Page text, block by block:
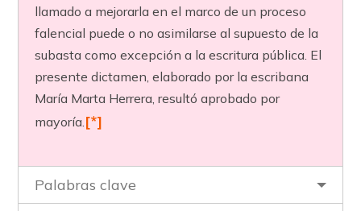
llamado a mejorarla en el marco de un proceso
falencial puede o no asimilarse al supuesto de la
subasta como excepción a la escritura pública. El
presente dictamen, elaborado por la escribana
María Marta Herrera, resultó aprobado por
mayoría. [*]
Palabras clave